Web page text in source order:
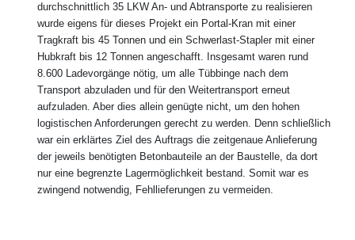
durchschnittlich 35 LKW An- und Abtransporte zu realisieren
wurde eigens für dieses Projekt ein Portal-Kran mit einer
Tragkraft bis 45 Tonnen und ein Schwerlast-Stapler mit einer
Hubkraft bis 12 Tonnen angeschafft. Insgesamt waren rund
8.600 Ladevorgänge nötig, um alle Tübbinge nach dem
Transport abzuladen und für den Weitertransport erneut
aufzuladen. Aber dies allein genügte nicht, um den hohen
logistischen Anforderungen gerecht zu werden. Denn schließlich
war ein erklärtes Ziel des Auftrags die zeitgenaue Anlieferung
der jeweils benötigten Betonbauteile an der Baustelle, da dort
nur eine begrenzte Lagermöglichkeit bestand. Somit war es
zwingend notwendig, Fehllieferungen zu vermeiden.